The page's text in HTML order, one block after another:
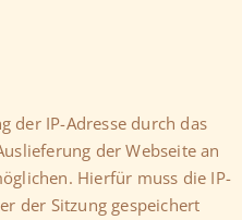
der IP-Adresse durch das
der Webseite an
Hierfür muss die IP-
der Sitzung gespeichert